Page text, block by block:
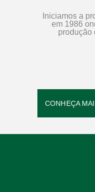
Iniciamos a
em 1986
produção
CONHEÇA